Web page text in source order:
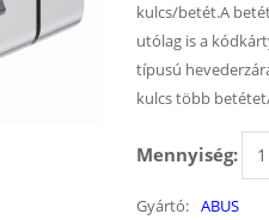
kulcs/betét.A
utólag is a
típusú
kulcs több
Mennyiség:
Gyártó: ABUS